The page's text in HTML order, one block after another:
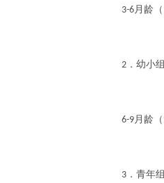
3-6月龄（
2 ．幼小
6-9月龄（
3 ．青年